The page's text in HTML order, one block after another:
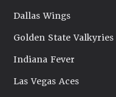
Dallas Wings
Golden State Valkyries
Indiana Fever
Las Vegas Aces